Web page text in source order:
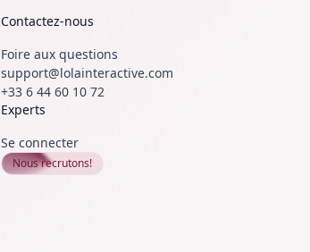
Contactez-nous
Foire aux questions
support@lolainteractive.com
+33 6 44 60 10 72
Experts
Se connecter
Nous recrutons!